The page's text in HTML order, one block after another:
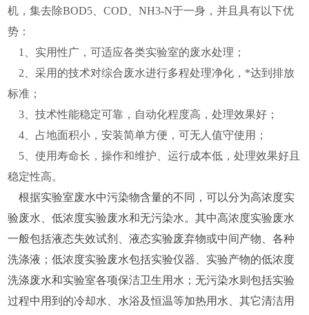
机，集去除BOD5、COD、NH3-N于一身，并且具有以下优
势：
1、实用性广，可适应各类实验室的废水处理；
2、采用的技术对综合废水进行多程处理净化，*达到排放
标准；
3、技术性能稳定可靠，自动化程度高，处理效果好；
4、占地面积小，安装简单方便，可无人值守使用；
5、使用寿命长，操作和维护、运行成本低，处理效果好且
稳定性高。
根据实验室废水中污染物含量的不同，可以分为高浓度实
验废水、低浓度实验废水和无污染水。其中高浓度实验废水
一般包括液态失效试剂、液态实验废弃物或中间产物、各种
洗涤液；低浓度实验废水包括实验仪器、实验产物的低浓度
洗涤废水和实验室各项保洁卫生用水；无污染水则包括实验
过程中用到的冷却水、水浴及恒温等加热用水、其它清洁用